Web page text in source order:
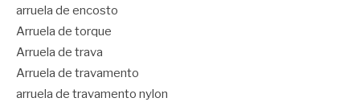
arruela de encosto
Arruela de torque
Arruela de trava
Arruela de travamento
arruela de travamento nylon